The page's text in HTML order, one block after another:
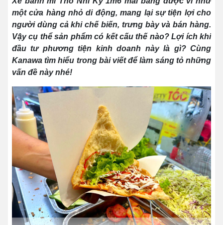
một cửa hàng nhỏ di động, mang lại sự tiện lợi cho
người dùng cả khi chế biến, trưng bày và bán hàng.
Vậy cụ thể sản phẩm có kết cấu thế nào? Lợi ích khi
đầu tư phương tiện kinh doanh này là gì? Cùng
Kanawa tìm hiểu trong bài viết để làm sáng tỏ những
vấn đề này nhé!